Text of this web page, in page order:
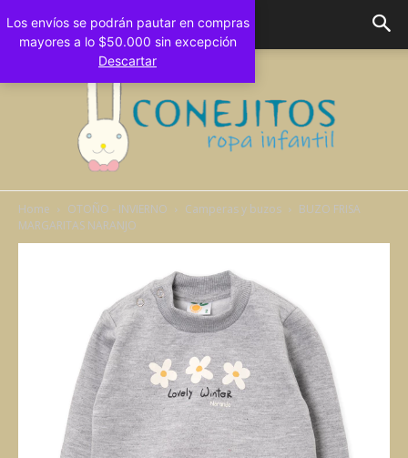
Bebes
Home OTOÑO - INVIERNO Camperas y buzos
BUZO FRISA
MARGARITAS NARANJO
Los envíos se podrán pautar en compras
mayores a lo $50.000 sin excepción
Descartar